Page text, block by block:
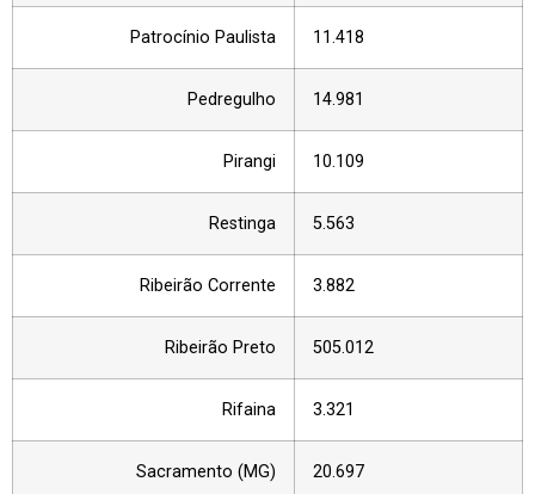
Patrocínio Paulista 11.418
Pedregulho 14.981
Pirangi 10.109
Restinga 5.563
Ribeirão Corrente 3.882
Ribeirão Preto 505.012
Rifaina 3.321
Sacramento (MG) 20.697